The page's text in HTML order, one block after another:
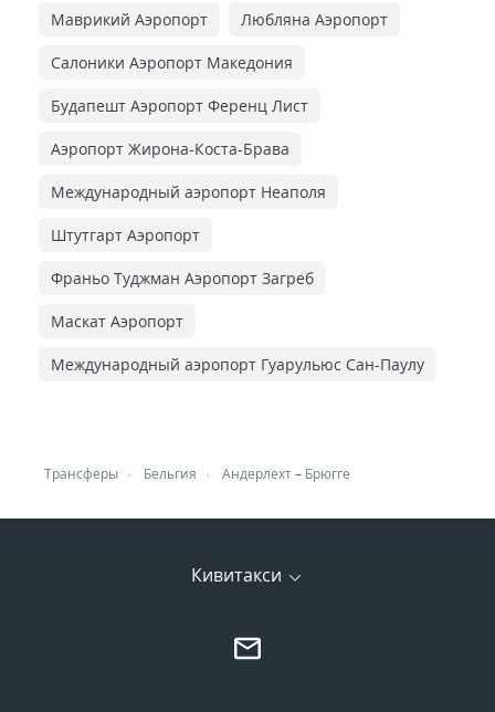
Маврикий Аэропорт Любляна Аэропорт
Салоники Аэропорт Македония
Будапешт Аэропорт Ференц Лист
Аэропорт Жирона-Коста-Брава
Международный аэропорт Неаполя
Штутгарт Аэропорт
Франьо Туджман Аэропорт Загреб
Маскат Аэропорт
Международный аэропорт Гуарульюс Сан-Паулу
Трансферы Бельгия Андерлехт– Брюгге
Кивитакси